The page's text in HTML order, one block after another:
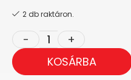
2 db raktáron.
KOSÁRBA